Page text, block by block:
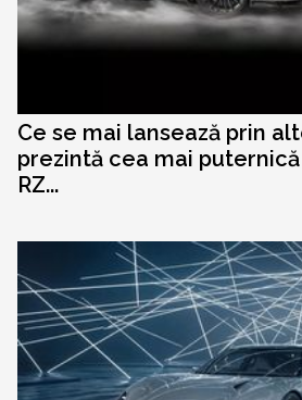
Ce se mai lansează prin
prezintă cea mai
RZ...